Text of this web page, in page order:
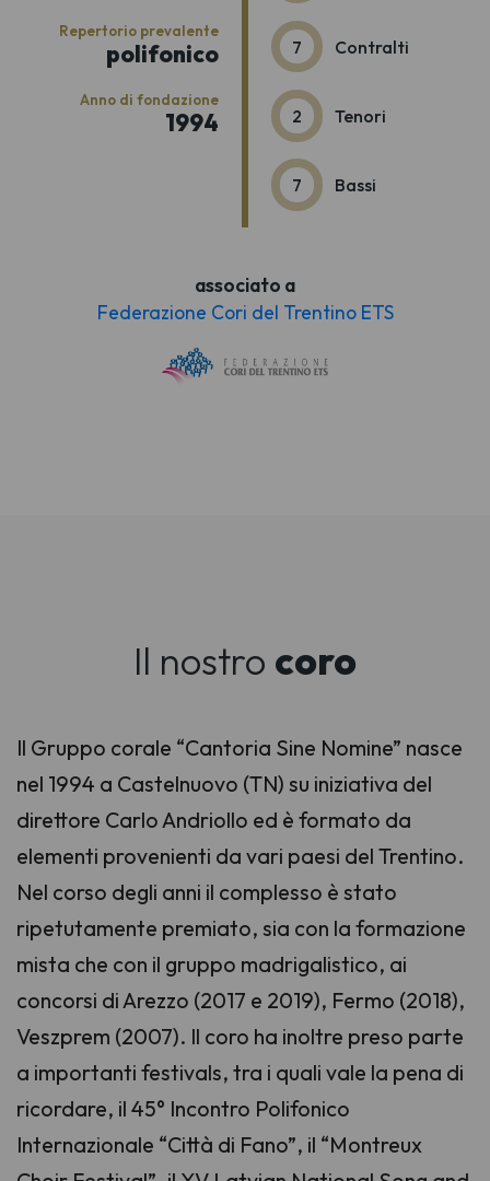
Repertorio prevalente
polifonico
Anno di fondazione
1994
7 Contralti
2 Tenori
7 Bassi
associato a
Federazione Cori del Trentino ETS
Il nostro coro
Il Gruppo corale “Cantoria Sine Nomine” nasce
nel 1994 a Castelnuovo (TN) su iniziativa del
direttore Carlo Andriollo ed è formato da
elementi provenienti da vari paesi del Trentino.
Nel corso degli anni il complesso è stato
ripetutamente premiato, sia con la formazione
mista che con il gruppo madrigalistico, ai
concorsi di Arezzo (2017 e 2019), Fermo (2018),
Veszprem (2007). Il coro ha inoltre preso parte
a importanti festivals, tra i quali vale la pena di
ricordare, il 45° Incontro Polifonico
Internazionale “Città di Fano”, il “Montreux